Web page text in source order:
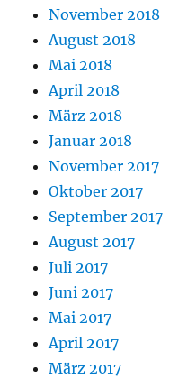
November 2018
August 2018
Mai 2018
April 2018
März 2018
Januar 2018
November 2017
Oktober 2017
September 2017
August 2017
Juli 2017
Juni 2017
Mai 2017
April 2017
März 2017